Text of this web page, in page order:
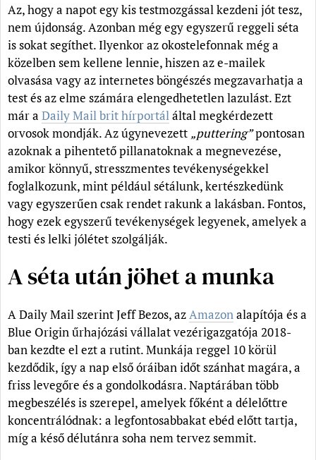
Az, hogy a napot egy kis testmozgással kezdeni jót tesz,
nem újdonság. Azonban még egy egyszerű reggeli séta
is sokat segíthet. Ilyenkor az okostelefonnak még a
közelben sem kellene lennie, hiszen az e-mailek
olvasása vagy az internetes böngészés megzavarhatja a
test és az elme számára elengedhetetlen lazulást. Ezt
már a Daily Mail brit hírportáláltal megkérdezett
orvosok mondják. Az úgynevezett „puttering”pontosan
azoknak a pihentető pillanatoknak a megnevezése,
amikor könnyű, stresszmentes tevékenységekkel
foglalkozunk, mint például sétálunk, kertészkedünk
vagy egyszerűen csak rendet rakunk a lakásban. Fontos,
hogy ezek egyszerű tevékenységek legyenek, amelyek a
testi és lelki jólétet szolgálják.
A séta után jöhet a munka
A Daily Mail szerint Jeff Bezos, azAmazonalapítója és a
Blue Origin űrhajózási vállalat vezérigazgatója 2018-
ban kezdte el ezt a rutint. Munkája reggel 10 körül
kezdődik, így a nap első óráiban időt szánhat magára, a
friss levegőre és a gondolkodásra. Naptárában több
megbeszélés is szerepel, amelyek főként a délelőttre
koncentrálódnak: a legfontosabbakat ebéd előtt tartja,
míg a késő délutánra soha nem tervez semmit.